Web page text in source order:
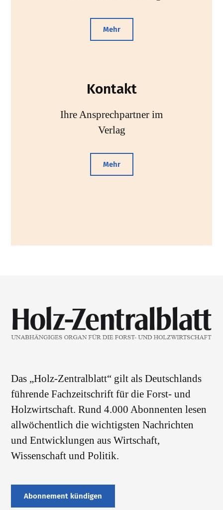
Mehr
Kontakt
Ihre Ansprechpartner im
Verlag
Mehr
Das „Holz-Zentralblatt“ gilt als Deutschlands
führende Fachzeitschrift für die Forst- und
Holzwirtschaft. Rund 4.000 Abonnenten lesen
allwöchentlich die wichtigsten Nachrichten
und Entwicklungen aus Wirtschaft,
Wissenschaft und Politik.
Abonnement kündigen